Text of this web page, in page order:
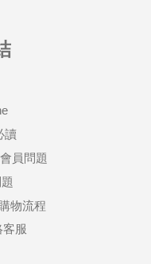
讀
員問題
物流程
服